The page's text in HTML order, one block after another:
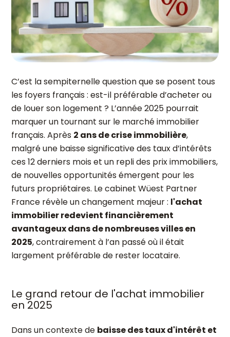
C’est la sempiternelle question que se posent tous
les foyers français : est-il préférable d’acheter ou
de louer son logement ? L’année 2025 pourrait
marquer un tournant sur le marché immobilier
français. Après 2 ans de crise immobilière,
malgré une baisse significative des taux d’intérêts
ces 12 derniers mois et un repli des prix immobiliers,
de nouvelles opportunités émergent pour les
futurs propriétaires. Le cabinet Wüest Partner
France révèle un changement majeur : l'achat
immobilier redevient financièrement
avantageux dans de nombreuses villes en
2025, contrairement à l’an passé où il était
largement préférable de rester locataire.
Le grand retour de l'achat immobilier
en 2025
Dans un contexte de baisse des taux d'intérêt et